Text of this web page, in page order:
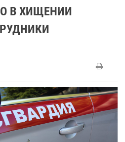
В ХИЩЕНИИ